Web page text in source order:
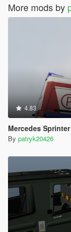
More mods by
4.83
Mercedes
By patryk20426